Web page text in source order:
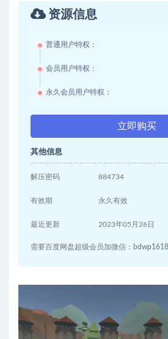
资源信息
普通用户特权：
会员用户特权：
永久会员用户特权：
立即购买
其他信息
解压密码 884734
有效期 永久有效
最近更新 2023年05月26日
需要百度网盘超级会员加微信：bdwp1618